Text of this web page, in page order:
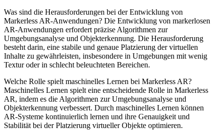
Was sind die Herausforderungen bei der Entwicklung von
Markerless AR-Anwendungen? Die Entwicklung von markerlosen
AR-Anwendungen erfordert präzise Algorithmen zur
Umgebungsanalyse und Objekterkennung. Die Herausforderung
besteht darin, eine stabile und genaue Platzierung der virtuellen
Inhalte zu gewährleisten, insbesondere in Umgebungen mit wenig
Textur oder in schlecht beleuchteten Bereichen.
Welche Rolle spielt maschinelles Lernen bei Markerless AR?
Maschinelles Lernen spielt eine entscheidende Rolle in Markerless
AR, indem es die Algorithmen zur Umgebungsanalyse und
Objekterkennung verbessert. Durch maschinelles Lernen können
AR-Systeme kontinuierlich lernen und ihre Genauigkeit und
Stabilität bei der Platzierung virtueller Objekte optimieren.